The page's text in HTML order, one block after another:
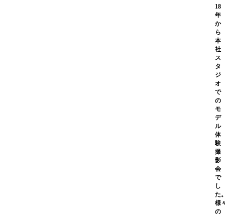
18
年
か
ら
本
社
ス
タ
ジ
オ
で
の
モ
デ
ル
体
験
撮
影
会
で
し
た
様
の